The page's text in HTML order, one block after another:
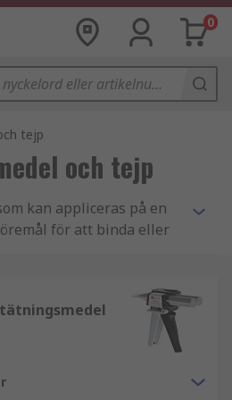
0
tejp
och tejp
kan appliceras på en
för att binda eller
akryllim, epoxilim,
och kontaktlim.